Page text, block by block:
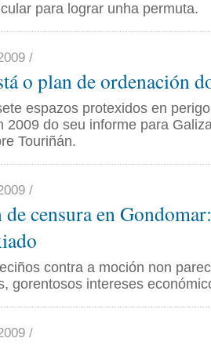
para lograr unha permuta.
/
o plan de ordenación
espazos protexidos en
2009 do seu informe para
Touriñán.
/
censura en
contra a moción non
gorentosos intereses
/